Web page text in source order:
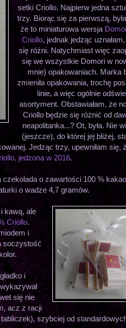
setki Criollo. Najpierw jedna
trzy. Biorąc się za pierwszą,
że to miniaturowa wersja
Criollo, jednak jedząc
się różni. Natychmiast więc
się we wszystkie Domori w
mnie) opakowaniach. Marka
zmieniła opakowania, trochę
linie, a więc ogólnie
asortyment. Obstawiałam, że
Criollo będzie się różnić od
neapolitanka...? Ot, była. Nie
(jeszcze), do której jej bliżej,
Jedząc trzy, upewniłam się,
jedzona w 2016.
o zawartości 100 %
o wadze 4,7 gramów.
kawą, ale
Criollo.
i
soczystość
i
się nie
acz z racji
szybciej od